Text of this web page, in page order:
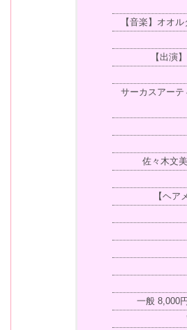
【音楽】オオ
【出演
サーカスアー
佐々木文
【ヘ
一般 8,000